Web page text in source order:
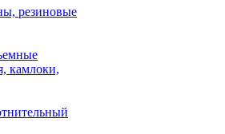
резиновые
камлоки,